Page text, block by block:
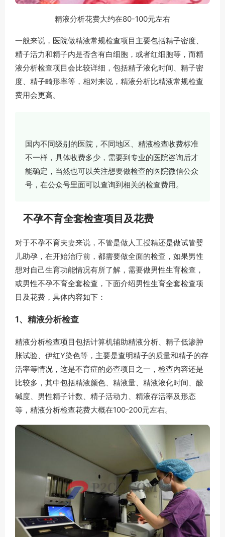
精液分析花费大约在80-100元左右
一般来说，医院做精液常规检查项目主要包括精子密度、
精子活力和精子内是否含有白细胞，或者红细胞等，而精
液分析检查项目会比较详细，包括精子液化时间、精子密
度、精子畸形率等，相对来说，精液分析比精液常规检查
费用会更高。
国内不同级别的医院，不同地区、精液检查收费标准
不一样，具体收费多少，需要到专业的医院咨询后才
能确定，当然也可以关注想要做检查的医院微信公众
号，在公众号里面可以查询到相关的检查费用。
不孕不育全套检查项目及花费
对于不孕不育夫妻来说，不管是做人工授精还是做试管婴
儿助孕，在开始治疗前，都需要做全面的检查，如果男性
想对自己生育功能情况有所了解，需要做男性生育检查，
或男性不孕不育全套检查，下面介绍男性生育全套检查项
目及花费，具体内容如下：
1、精液分析检查
精液分析检查项目包括计算机辅助精液分析、精子低渗肿
胀试验、伊红Y染色等，主要是查明精子的质量和精子的存
活率等情况，这是不育症的必查项目之一，检查内容还是
比较多，其中包括精液颜色、精液量、精液液化时间、酸
碱度、男性精子计数、精子活动力、精液存活率及形态
等，精液分析检查花费大概在100-200元左右。